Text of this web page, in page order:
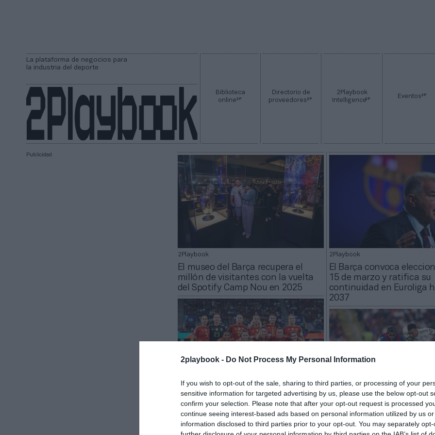
2playbook - Do Not Process My Personal Information
If you wish to opt-out of the sale, sharing to third parties, or processing of your
sensitive information for targeted advertising by us, please use the below opt-out
confirm your selection. Please note that after your opt-out request is processed
continue seeing interest-based ads based on personal information utilized by us
information disclosed to third parties prior to your opt-out. You may separately
La plataforma de negocios para
la industria del deporte
Biblioteca
online2P
Directorio de
proveedores2P
2Playbook
Intelligence2P Eventos2P
Publicidad
2Playbook
El museo del Barça recupera el
millón de visitantes con la vuelta
del Spotify Camp Nou en 2025
Del Barça al Levante UD: ¿cuánto
cobraron los clubes de Liga F por
ceder jugadoras a la Eurocopa?
2Playbook
El Barça convoca
15 de marzo y ratifica su
continuidad en Euroliga
2037
2Playbook
Real Madrid y FC
un ranking mundial de